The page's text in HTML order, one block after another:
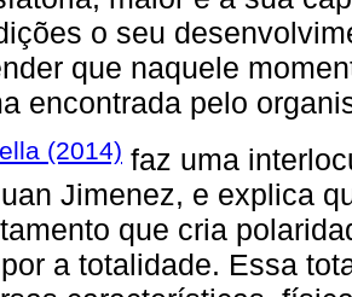
o seu
que naquele
encontrada pelo
(2014) faz uma
Jimenez, e explica
que cria
a totalidade. Essa